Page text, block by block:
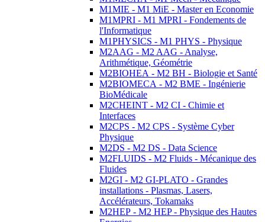
M1MIE - M1 MiE - Master en Economie
M1MPRI - M1 MPRI - Fondements de
l'Informatique
M1PHYSICS - M1 PHYS - Physique
M2AAG - M2 AAG - Analyse,
Arithmétique, Géométrie
M2BIOHEA - M2 BH - Biologie et Santé
M2BIOMECA - M2 BME - Ingénierie
BioMédicale
M2CHEINT - M2 CI - Chimie et
Interfaces
M2CPS - M2 CPS - Système Cyber
Physique
M2DS - M2 DS - Data Science
M2FLUIDS - M2 Fluids - Mécanique des
Fluides
M2GI - M2 GI-PLATO - Grandes
installations - Plasmas, Lasers,
Accélérateurs, Tokamaks
M2HEP - M2 HEP - Physique des Hautes